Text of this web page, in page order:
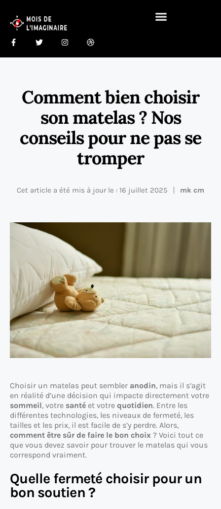
Comment bien choisir
son matelas ? Nos
conseils pour ne pas se
tromper
Cet article a été mis à jour le : 16 juillet 2025 mk cm
Choisir un matelas peut sembler anodin, mais il s’agit
en réalité d’une décision qui impacte directement votre
sommeil, votre santé et votre quotidien. Entre les
différentes technologies, les niveaux de fermeté, les
tailles et les prix, il est facile de s’y perdre. Alors,
comment être sûr de faire le bon choix ? Voici tout ce
que vous devez savoir pour trouver le matelas qui vous
correspond vraiment.
Quelle fermeté choisir pour un
bon soutien ?